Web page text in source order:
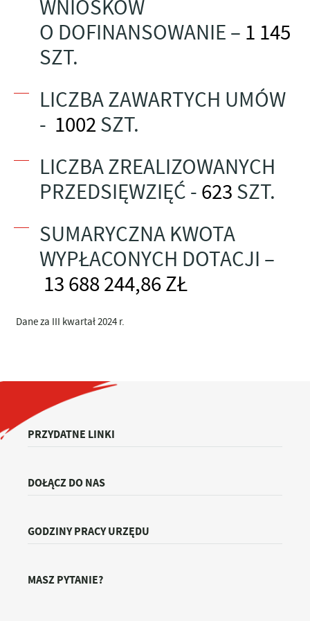
WNIOSKÓW
O DOFINANSOWANIE – 1 145
SZT.
LICZBA ZAWARTYCH UMÓW
- 1002 SZT.
LICZBA ZREALIZOWANYCH
PRZEDSIĘWZIĘĆ - 623 SZT.
SUMARYCZNA KWOTA
WYPŁACONYCH DOTACJI –
13 688 244,86ZŁ
Dane za III kwartał 2024 r.
PRZYDATNE LINKI
DOŁĄCZ DO NAS
GODZINY PRACY URZĘDU
MASZ PYTANIE?